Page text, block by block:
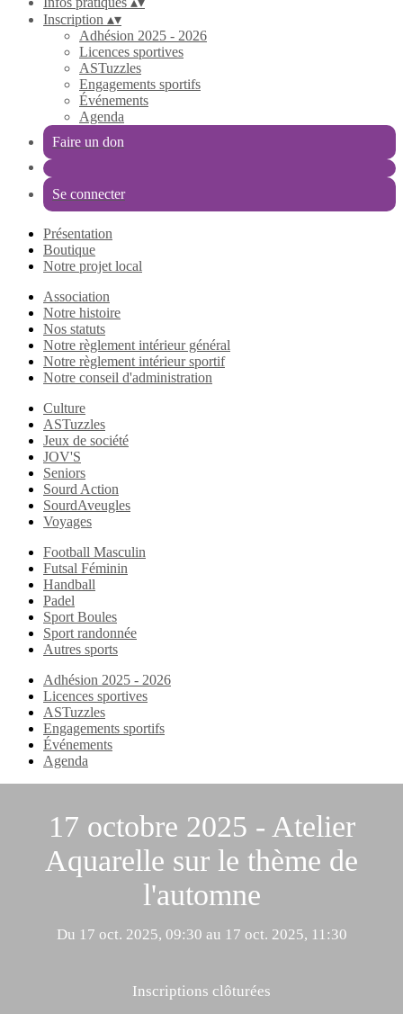
Inscription ▴▾
Adhésion 2025 - 2026
Licences sportives
ASTuzzles
Engagements sportifs
Événements
Agenda
Faire un don
Se connecter
Présentation
Boutique
Notre projet local
Association
Notre histoire
Nos statuts
Notre règlement intérieur général
Notre règlement intérieur sportif
Notre conseil d'administration
Culture
ASTuzzles
Jeux de société
JOV'S
Seniors
Sourd Action
SourdAveugles
Voyages
Football Masculin
Futsal Féminin
Handball
Padel
Sport Boules
Sport randonnée
Autres sports
Adhésion 2025 - 2026
Licences sportives
ASTuzzles
Engagements sportifs
Événements
Agenda
17 octobre 2025 - Atelier
Aquarelle sur le thème de
l'automne
Du 17 oct. 2025, 09:30 au 17 oct. 2025, 11:30
Inscriptions clôturées